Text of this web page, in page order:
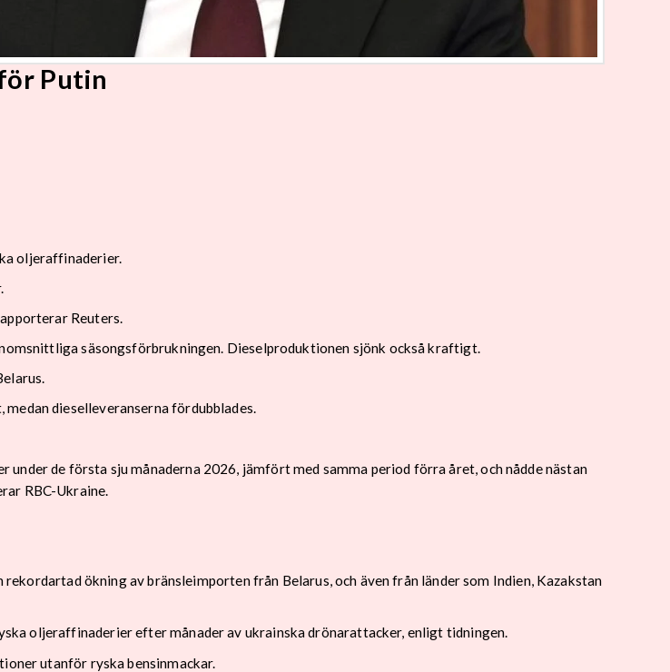
Putin
oljeraffinaderier.
Reuters.
säsongsförbrukningen. Dieselproduktionen sjönk också kraftigt.
dieselleveranserna fördubblades.
de första sju månaderna 2026, jämfört med samma period förra året, och nådde nästan
RBC-Ukraine.
ökning av bränsleimporten från Belarus, och även från länder som Indien, Kazakstan
oljeraffinaderier efter månader av ukrainska drönarattacker, enligt tidningen.
utanför ryska bensinmackar.